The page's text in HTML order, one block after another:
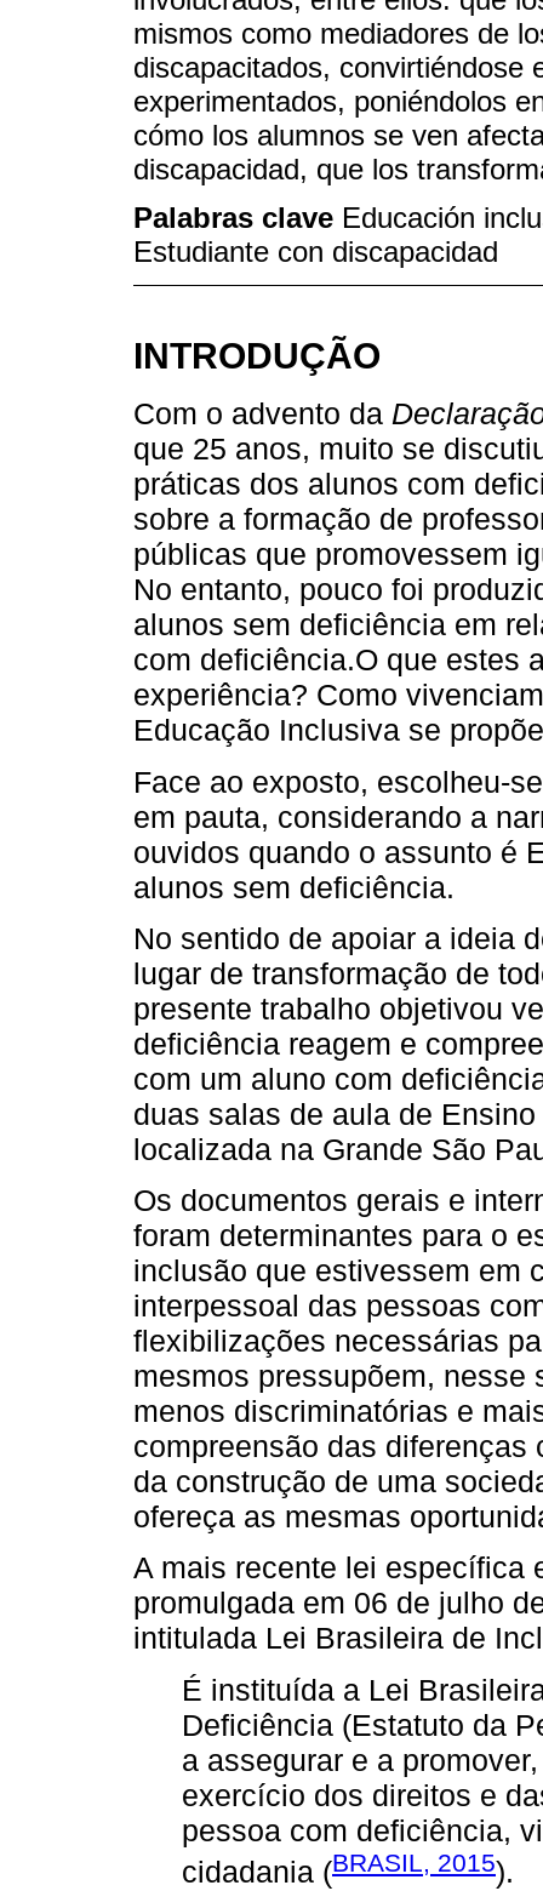
mismos como mediadores de
discapacitados, convirtiéndose
experimentados, poniéndolos
cómo los alumnos se ven
discapacidad, que los
Palabras clave Educación
Estudiante con discapacidad
INTRODUÇÃO
Com o advento da
que 25 anos, muito se
práticas dos alunos com
sobre a formação de
públicas que promovessem
No entanto, pouco foi
alunos sem deficiência em
com deficiência.O que estes
experiência? Como
Educação Inclusiva se
Face ao exposto, escolheu-
em pauta, considerando a
ouvidos quando o assunto é
alunos sem deficiência.
No sentido de apoiar a ideia
lugar de transformação de
presente trabalho objetivou
deficiência reagem e
com um aluno com
duas salas de aula de
localizada na Grande São
Os documentos gerais e
foram determinantes para o
inclusão que estivessem em
interpessoal das pessoas
flexibilizações necessárias
mesmos pressupõem, nesse
menos discriminatórias e
compreensão das diferenças
da construção de uma
ofereça as mesmas
A mais recente lei específica
promulgada em 06 de julho
intitulada Lei Brasileira de
É instituída a Lei
Deficiência (Estatuto da
a assegurar e a
exercício dos direitos e
pessoa com deficiência,
cidadania (BRASIL, 2015).